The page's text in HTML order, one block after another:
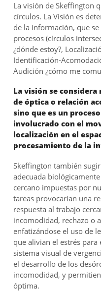
La visión de Skeffington
círculos. La Visión es
de la información, que
procesos (círculos
¿dónde estoy?,
Identificación-
Audición ¿cómo me
La visión se
de óptica o relación
sino que es un
involucrado con el
localización en el
procesamiento de la
Skeffington también
adecuada
cercano impuestas por
tareas provocarían una
respuesta al trabajo
incomodidad, rechazo o
enfatizándose el uso de
que alivian el estrés
sistema visual de
el desarrollo de los
incomodidad, y
óptima.